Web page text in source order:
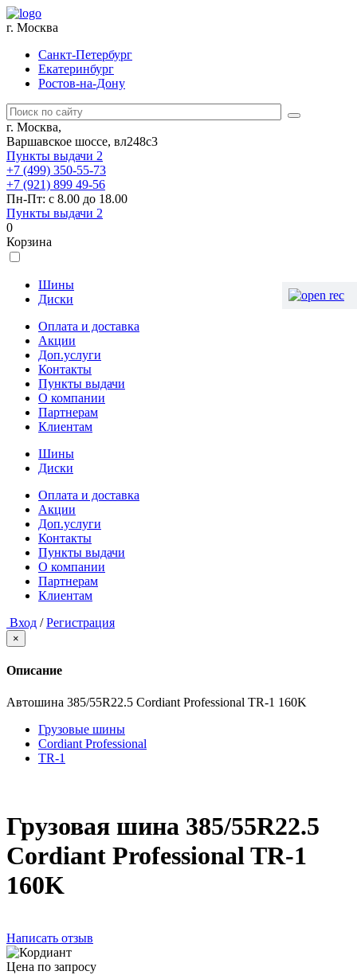
г. Москва
Санкт-Петербург
Екатеринбург
Ростов-на-Дону
г. Москва,
Варшавское шоссе, вл248с3
Пункты выдачи 2
+7 (499) 350-55-73
+7 (921) 899 49-56
Пн-Пт: с 8.00 до 18.00
Пункты выдачи 2
0
Корзина
Шины
Диски
Оплата и доставка
Акции
Доп.услуги
Контакты
Пункты выдачи
О компании
Партнерам
Клиентам
Шины
Диски
Оплата и доставка
Акции
Доп.услуги
Контакты
Пункты выдачи
О компании
Партнерам
Клиентам
Вход / Регистрация
×
Описание
Автошина 385/55R22.5 Cordiant Professional TR-1 160K
Грузовые шины
Cordiant Professional
TR-1
Грузовая шина 385/55R22.5
Cordiant Professional TR-1
160K
Написать отзыв
Цена по запросу